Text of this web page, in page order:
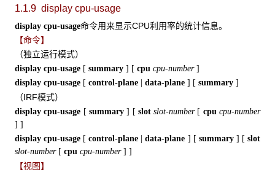
1.1.9 display cpu-usage
display cpu-usage命令用来显示CPU利用率的统计信息。
【命令】
（独立运行模式）
display cpu-usage [ summary ] [ cpu cpu-number]
display cpu-usage [ control-plane data-plane ] [ summary ]
（IRF模式）
display cpu-usage [ summary ] [ slotslot-number [ cpu cpu-number
] ]
display cpu-usage [ control-plane data-plane ] [ summary ] [ slot
slot-number [ cpu cpu-number ] ]
【视图】